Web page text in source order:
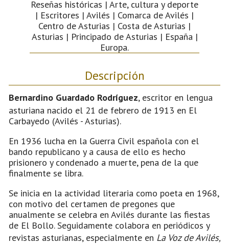
Reseñas históricas | Arte, cultura y deporte
| Escritores | Avilés | Comarca de Avilés |
Centro de Asturias | Costa de Asturias |
Asturias | Principado de Asturias | España |
Europa.
Descripción
Bernardino Guardado Rodríguez, escritor en lengua
asturiana nacido el 21 de febrero de 1913 en El
Carbayedo (Avilés - Asturias).
En 1936 lucha en la Guerra Civil española con el
bando republicano y a causa de ello es hecho
prisionero y condenado a muerte, pena de la que
finalmente se libra.
Se inicia en la actividad literaria como poeta en 1968,
con motivo del certamen de pregones que
anualmente se celebra en Avilés durante las fiestas
de El Bollo. Seguidamente colabora en periódicos y
revistas asturianas, especialmente en La Voz de Avilés,